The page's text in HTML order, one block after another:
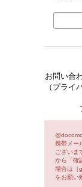
お問い合
（プライ
携帯メー
ございま
から「確
場合は［
をお願い